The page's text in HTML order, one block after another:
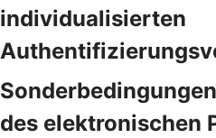
individualisierten
des elektronischen